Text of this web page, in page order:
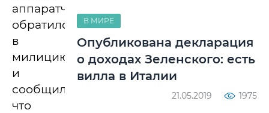
аппаратчик
обратился
в
милицию
и
сообщил,
что
В МИРЕ
Опубликована декларация
о доходах Зеленского: есть
вилла в Италии
21.05.2019 1975